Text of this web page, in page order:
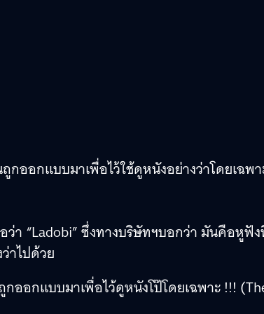
ออกแบบมาเพื่อไว้ใช้ดูหนังอย่างว่าโดยเฉพ
า “Ladobi” ซึ่งทางบริษัทฯบอกว่า มันคือหูฟัง
าไปด้วย
ออกแบบมาเพื่อไว้ดูหนังโป๊โดยเฉพาะ !!!